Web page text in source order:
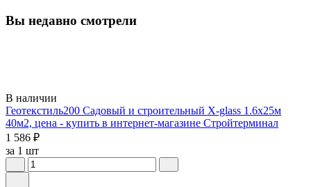
Вы недавно смотрели
В наличии
Геотекстиль200 Садовый и строительный X-glass 1.6х25м
40м2, цена - купить в интернет-магазине Стройтерминал
1 586 ₽
за 1 шт